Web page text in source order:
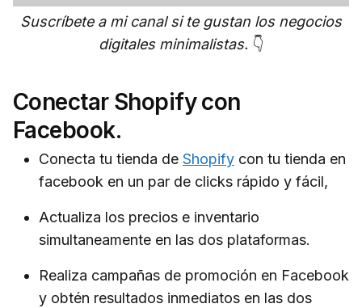
Suscríbete a mi canal si te gustan los negocios
digitales minimalistas. 👇
Conectar Shopify con
Facebook.
Conecta tu tienda de Shopify con tu tienda en
facebook en un par de clicks rápido y fácil,
Actualiza los precios e inventario
simultaneamente en las dos plataformas.
Realiza campañas de promoción en Facebook
y obtén resultados inmediatos en las dos